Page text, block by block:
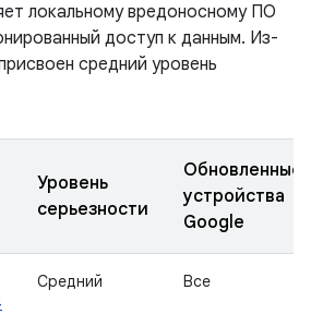
локальному вредоносному ПО
доступ к данным. Из-
средний уровень
Уровень
серьезности
Обновленные
устройства
Google
Средний Все